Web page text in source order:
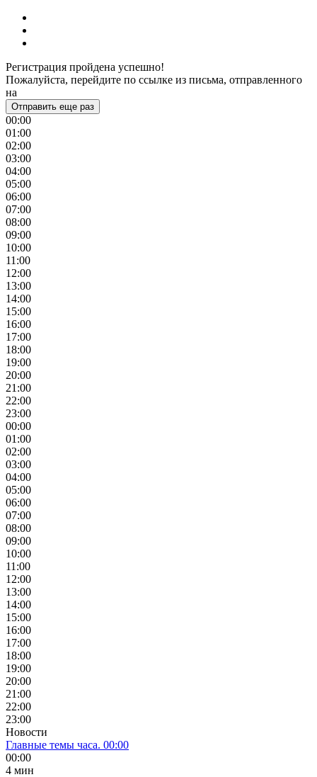
Регистрация пройдена успешно!
Пожалуйста, перейдите по ссылке из письма, отправленного
на
Отправить еще раз
00:00
01:00
02:00
03:00
04:00
05:00
06:00
07:00
08:00
09:00
10:00
11:00
12:00
13:00
14:00
15:00
16:00
17:00
18:00
19:00
20:00
21:00
22:00
23:00
00:00
01:00
02:00
03:00
04:00
05:00
06:00
07:00
08:00
09:00
10:00
11:00
12:00
13:00
14:00
15:00
16:00
17:00
18:00
19:00
20:00
21:00
22:00
23:00
Новости
Главные темы часа. 00:00
00:00
4 мин